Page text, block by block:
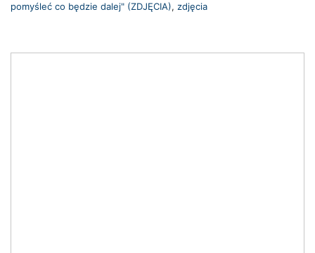
pomyśleć co będzie dalej" (ZDJĘCIA), zdjęcia